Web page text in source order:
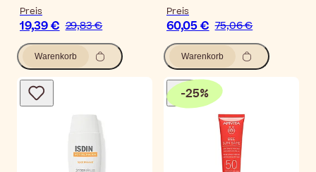
Preis
19,39 € 29,83 €
Warenkorb
Preis
60,05 € 75,06 €
Warenkorb
-25%